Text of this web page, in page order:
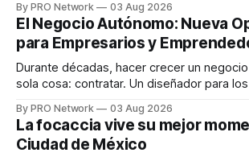
INTERIUS, el problema suele estar en otro lugar.
una entrevista para el podcast SER PRO, el
marketing digital explicó que
By PRO Network 03 Aug 2026
El Negocio Autónomo: Nueva
para Empresarios y
Durante décadas, hacer crecer un
sola cosa: contratar. Un diseñador para
para los textos, alguien que supiera de
para encontrar prospectos, un vendedor
llamadas y mensajes, y —con suerte— una
By PRO Network 03 Aug 2026
La focaccia vive su mejor
Ciudad de México